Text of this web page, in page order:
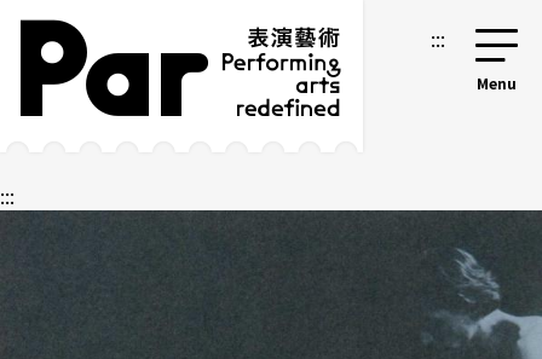
跳到主要内容区块
网站导览 :::
:::